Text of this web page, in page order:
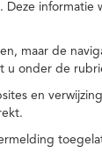
Deze
maar de
onder de
en